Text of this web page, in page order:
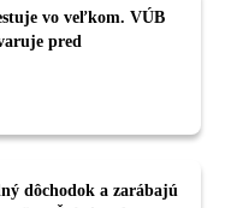
vo veľkom. VÚB
pred
dôchodok a zarábajú